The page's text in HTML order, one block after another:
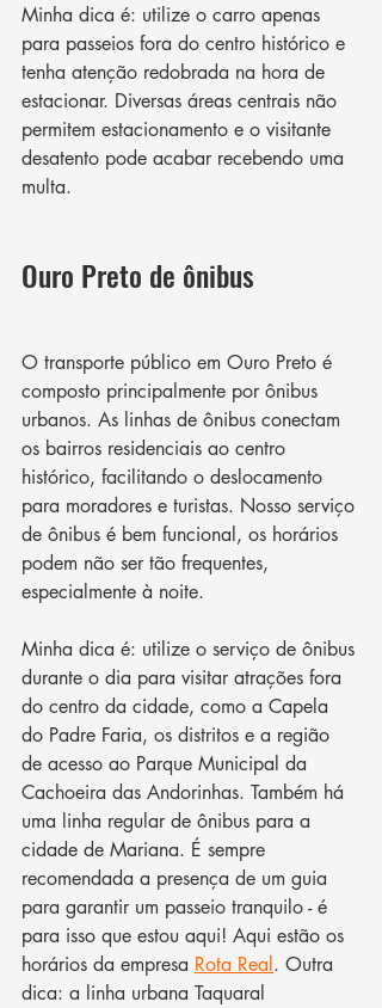
Minha dica é: utilize o carro apenas
para passeios fora do centro histórico e
tenha atenção redobrada na hora de
estacionar. Diversas áreas centrais não
permitem estacionamento e o visitante
desatento pode acabar recebendo uma
multa.
Ouro Preto de ônibus
O transporte público em Ouro Preto é
composto principalmente por ônibus
urbanos. As linhas de ônibus conectam
os bairros residenciais ao centro
histórico, facilitando o deslocamento
para moradores e turistas. Nosso serviço
de ônibus é bem funcional, os horários
podem não ser tão frequentes,
especialmente à noite.
Minha dica é: utilize o serviço de ônibus
durante o dia para visitar atrações fora
do centro da cidade, como a Capela
do Padre Faria, os distritos e a região
de acesso ao Parque Municipal da
Cachoeira das Andorinhas. Também há
uma linha regular de ônibus para a
cidade de Mariana. É sempre
recomendada a presença de um guia
para garantir um passeio tranquilo - é
para isso que estou aqui! Aqui estão os
horários da empresa Rota Real . Outra
dica: a linha urbana Taquaral